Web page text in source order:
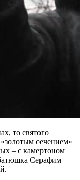
то святого
сечением»
– с камертоном
Серафим –